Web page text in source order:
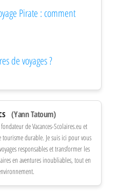
Pirate : comment
de voyages ?
(Yann Tatoum)
fondateur de Vacances-Scolaires.eu et
tourisme durable. Je suis ici pour vous
responsables et transformer les
en aventures inoubliables, tout en